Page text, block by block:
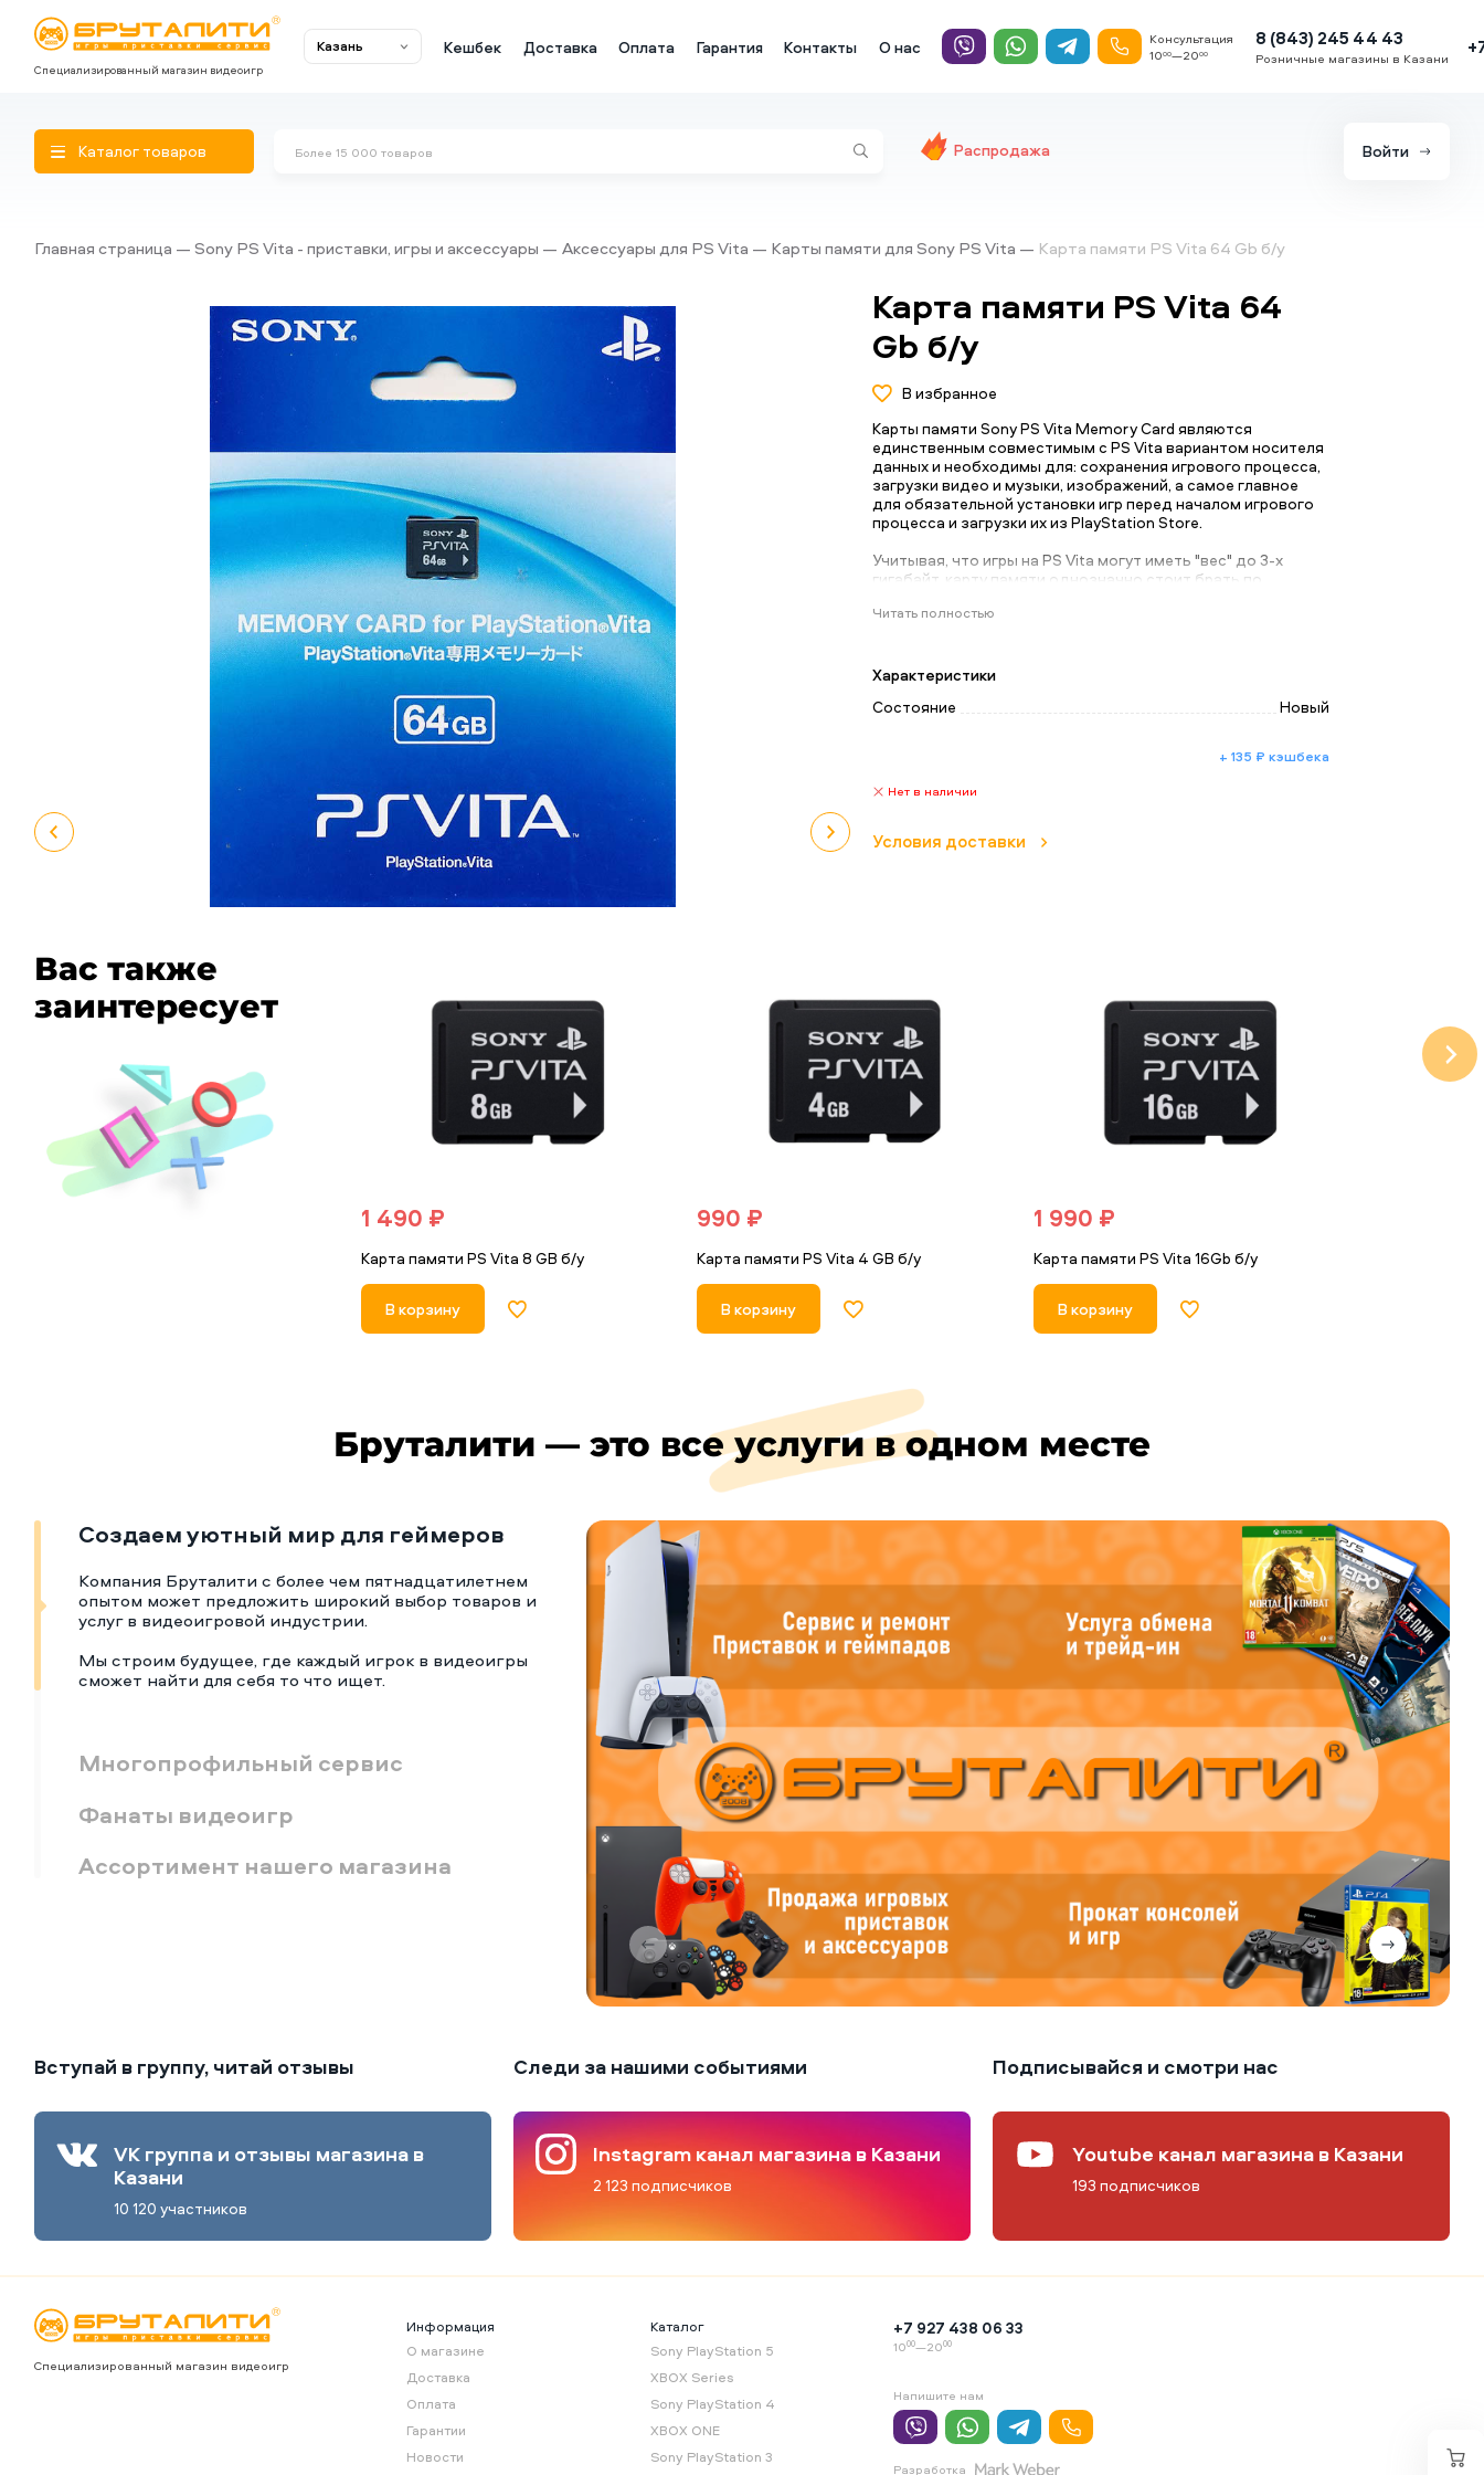
Специализированный магазин видеоигр
Казань Кешбек Доставка Оплата Гарантия Контакты О нас
Консультация
1000—2000
8 (843) 245 44 43
Розничные магазины в Казани
Каталог товаров Распродажа Войти
Главная страница Sony PS Vita - приставки, игры и аксессуары Аксессуары для PS Vita Карты памяти для Sony PS Vita Карта памяти PS Vita 64 Gb б/у
Карта памяти PS Vita 64
Gb б/у
В избранное
Карты памяти Sony PS Vita Memory Card являются
единственным совместимым с PS Vita вариантом носителя
данных и необходимы для: сохранения игрового процесса,
загрузки видео и музыки, изображений, а самое главное
для обязательной установки игр перед началом игрового
процесса и загрузки их из PlayStation Store.
Учитывая, что игры на PS Vita могут иметь "вес" до 3-х
гигабайт, карту памяти однозначно стоит брать по
очищать в итоге сохранения игровых процессов и не
Читать полностью
Характеристики
Состояние
Новый
+ 135 ₽ кэшбека
Нет в наличии
Условия доставки
Вас также
заинтересует
1 490 ₽
Карта памяти PS Vita 8 GB б/у
В корзину
990 ₽
Карта памяти PS Vita 4 GB б/у
В корзину
1 990 ₽
Карта памяти PS Vita 16Gb б/у
В корзину
Бруталити — это все услуги в одном месте
Создаем уютный мир для геймеров
Компания Бруталити с более чем пятнадцатилетнем
опытом может предложить широкий выбор товаров и
услуг в видеоигровой индустрии.
Мы строим будущее, где каждый игрок в видеоигры
сможет найти для себя то что ищет.
Многопрофильный сервис
Фанаты видеоигр
Ассортимент нашего магазина
Вступай в группу, читай отзывы
VK группа и отзывы магазина в
Казани
10 120 участников
Следи за нашими событиями
Instagram канал магазина в Казани
2 123 подписчиков
Подписывайся и смотри нас
Youtube канал магазина в Казани
193 подписчиков
Специализированный магазин видеоигр
Информация
О магазине
Доставка
Оплата
Гарантии
Новости
Каталог
Sony PlayStation 5
XBOX Series
Sony PlayStation 4
XBOX ONE
Sony PlayStation 3
+7 927 438 06 33
1000—2000
Напишите нам
Разработка